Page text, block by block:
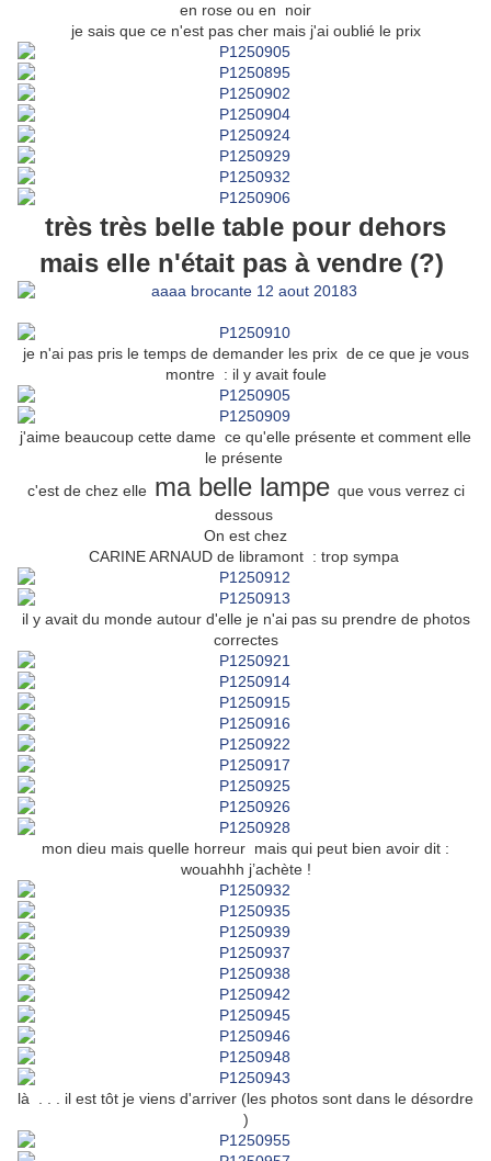
en rose ou en noir
je sais que ce n'est pas cher mais j'ai oublié le prix
très très belle table pour dehors
mais elle n'était pas à vendre (?)
je n'ai pas pris le temps de demander les prix de ce que je vous
montre : il y avait foule
j'aime beaucoup cette dame ce qu'elle présente et comment elle
le présente
c'est de chez ellema belle lampe que vous verrez ci
dessous
On est chez
CARINE ARNAUD de libramont : trop sympa
il y avait du monde autour d'elle je n'ai pas su prendre de photos
correctes
mon dieu mais quelle horreur mais qui peut bien avoir dit :
wouahhh j’achète !
là . . . il est tôt je viens d'arriver (les photos sont dans le désordre
)